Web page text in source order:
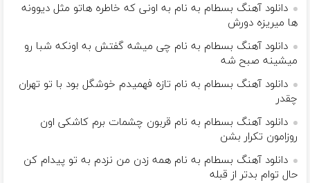
دانلود آهنگ بسطام به نام به اونی که خاطره هاتو مثل دیوونه
ها میریزه دورش
دانلود آهنگ بسطام به نام چی میشه گفتش به اونکه شبا رو
میشینه صبح شه
دانلود آهنگ بسطام به نام تازه فهمیدم خوشگل بود با تو تهران
چقدر
دانلود آهنگ بسطام به نام قربون چشمات برم کاشکی اون
روزامون تکرار بشن
دانلود آهنگ بسطام به نام همه زدن من نزدم به تو پیدام کن
حال توام بدتر از قبله